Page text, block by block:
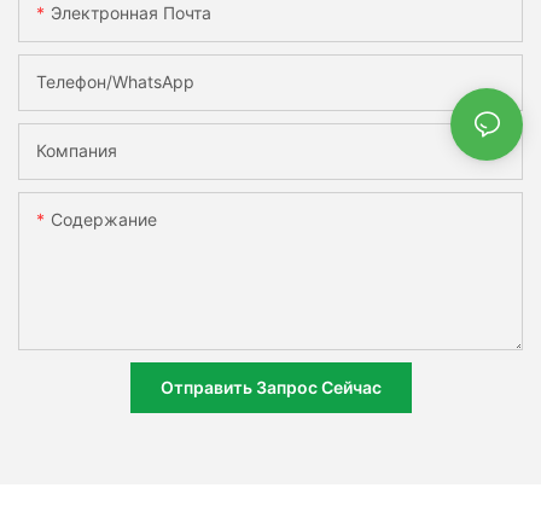
Электронная Почта
Телефон/WhatsApp
Компания
Содержание
Отправить Запрос Сейчас